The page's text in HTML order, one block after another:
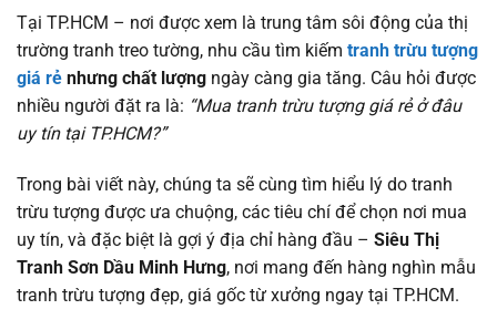
Tại TP.HCM – nơi được xem là trung tâm sôi động của thị
trường tranh treo tường, nhu cầu tìm kiếm tranh trừu tượng
giá rẻ nhưng chất lượng ngày càng gia tăng. Câu hỏi được
nhiều người đặt ra là: “Mua tranh trừu tượng giá rẻ ở đâu
uy tín tại TP.HCM?”
Trong bài viết này, chúng ta sẽ cùng tìm hiểu lý do tranh
trừu tượng được ưa chuộng, các tiêu chí để chọn nơi mua
uy tín, và đặc biệt là gợi ý địa chỉ hàng đầu – Siêu Thị
Tranh Sơn Dầu Minh Hưng, nơi mang đến hàng nghìn mẫu
tranh trừu tượng đẹp, giá gốc từ xưởng ngay tại TP.HCM.